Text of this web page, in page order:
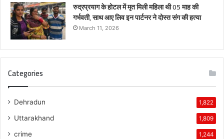
रुद्रप्रयाग के होटल में मृत मिली महिला थी 05 माह की
गर्भवती, साथ आए लिव इन पार्टनर ने दोस्त संग की हत्या
March 11, 2026
Categories
Dehradun 1,822
Uttarakhand 1,809
crime 1,244